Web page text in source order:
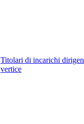
Titolari di incarichi
vertice